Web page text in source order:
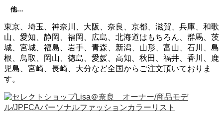
他…
東京、埼玉、神奈川、大阪、奈良、京都、滋賀、兵庫、和歌
山、愛知、静岡、福岡、広島、北海道はもちろん、群馬、茨
城、宮城、福島、岩手、青森、新潟、山形、富山、石川、島
根、鳥取、岡山、徳島、愛媛、高知、秋田、福井、香川、鹿
児島、宮崎、長崎、大分など全国からご注文頂いておりま
す。